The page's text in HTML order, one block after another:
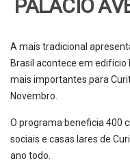
PALÁCIO
A mais tradicional
Brasil acontece em
mais importantes para
Novembro.
O programa beneficia 400
sociais e casas lares de
ano todo.